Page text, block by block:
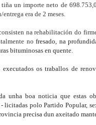
un importe neto de
era de 2 meses.
na rehabilitación do
nofresado , na
bituminosas en quente.
executados os traballos de
unha boa noticia que estas
licitadas polo Partido Popular,
precisa dun axeitado